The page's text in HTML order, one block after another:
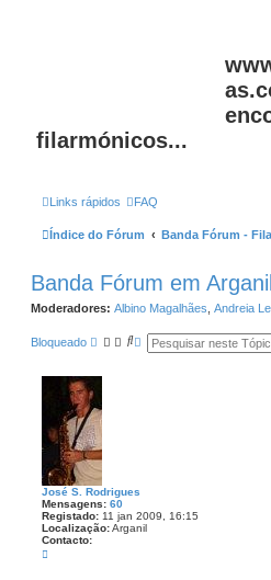
filarmónicos...
Links rápidos FAQ
Índice do Fórum Banda Fórum -
Banda Fórum em
Moderadores: Albino Magalhães Andreia
Bloqueado
P P
a
d
a
José S. Rodrigues
Mensagens: 60
Registado: 11 jan 2009, 16:15
Localização:Arganil
Contacto: